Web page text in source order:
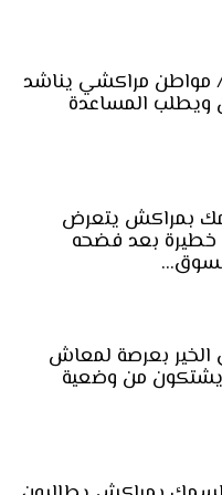
/ مواطن مراكشي يناشد
ويطلب المساعدة
بمراكش يتعرض
خطيرة بعد فضحه
الخير بعرصة لمعاش
من وضعية